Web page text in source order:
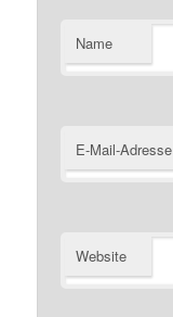
Name
E-Mail-Adresse
Website